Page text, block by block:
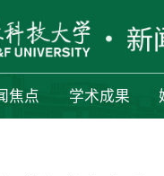
焦点 学术成果